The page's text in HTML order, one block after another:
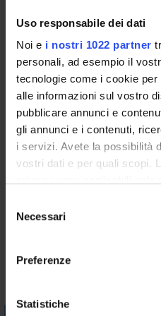
Uso responsabile dei dati
Noi e i nostri 1022 partner
personali, ad esempio il
tecnologie come i cookie
alle informazioni sul vostro
pubblicare annunci e
gli annunci e i contenuti,
i servizi. Avete la possibilità
vostri dati e per quali scopi.
modificare o revocare il
momento dalla
raccogliere
o
Necessari
Preferenze
Statistiche
Programma
"La struttura della frase
sintattica".
Il corso introduce lo studente
tedesca (analisi in costituenti;
lessicali e sintagmatiche;
grammaticali) nella prospettiva
"Felderanalyse", peculiare